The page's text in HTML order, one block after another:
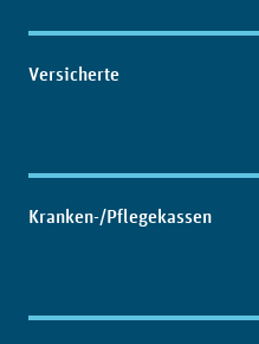
Inhaltsübersicht
Versicherte
Kranken-/Pflegekassen